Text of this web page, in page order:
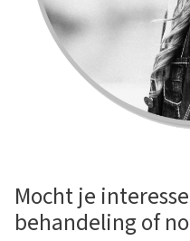
Mocht je
behandeling of